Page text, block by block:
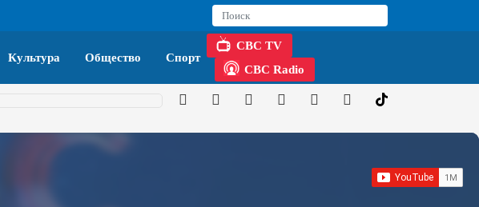
Культура Общество Спорт
CBC TV
CBC Radio